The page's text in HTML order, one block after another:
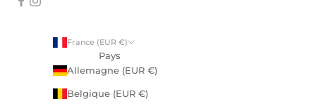
France (EUR €)
Pays
Allemagne (EUR €)
Belgique (EUR €)